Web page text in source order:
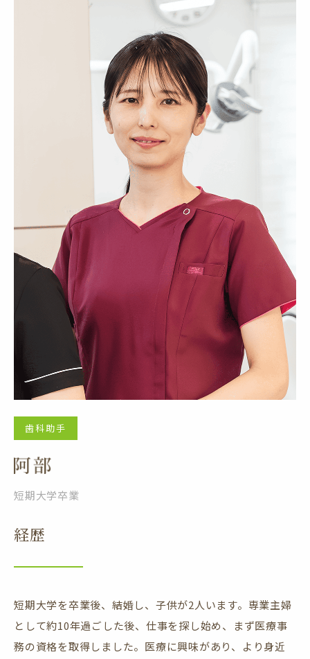
歯科助手
短期大学卒業
経歴
短期大学を卒業後、結婚し、子供が2人います。専業主婦
として約10年過ごした後、仕事を探し始め、まず医療事
務の資格を取得しました。医療に興味があり、より身近